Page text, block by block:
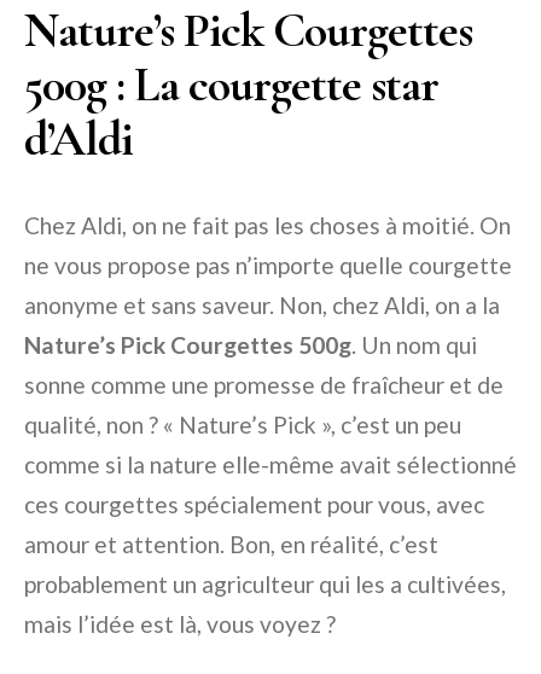
Nature’s Pick Courgettes
500g : La courgette star
d’Aldi
Chez Aldi, on ne fait pas les choses à moitié. On
ne vous propose pas n’importe quelle courgette
anonyme et sans saveur. Non, chez Aldi, on a la
Nature’s Pick Courgettes 500g. Un nom qui
sonne comme une promesse de fraîcheur et de
qualité, non ? « Nature’s Pick », c’est un peu
comme si la nature elle-même avait sélectionné
ces courgettes spécialement pour vous, avec
amour et attention. Bon, en réalité, c’est
probablement un agriculteur qui les a cultivées,
mais l’idée est là, vous voyez ?